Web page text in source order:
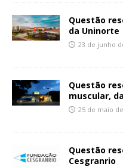
Questão
da Uninorte
23 de junho
Questão
muscular,
25 de maio
Questão
Cesgranrio